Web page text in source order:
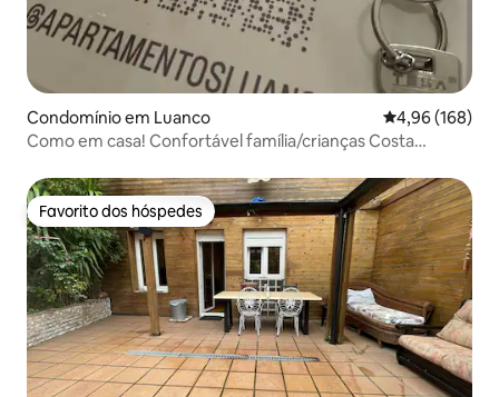
Condomínio em Luanco Classificação
4,96 (168)
Como em casa! Confortável família/crianças Costa
Favorito dos hóspedes
Favorito dos hóspedes